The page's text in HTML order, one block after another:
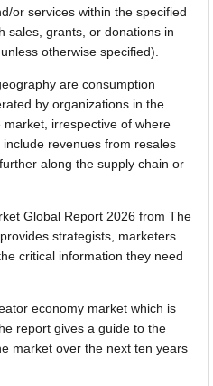
or services within the specified
sales, grants, or donations in
otherwise specified).
are consumption
by organizations in the
irrespective of where
revenues from resales
along the supply chain or
Global Report 2026 from The
strategists, marketers
critical information they need
economy market which is
report gives a guide to the
market over the next ten years